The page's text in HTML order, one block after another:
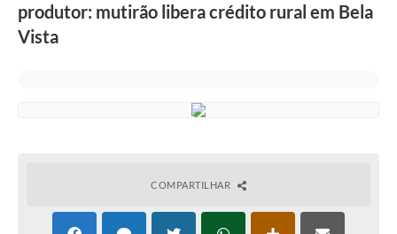
produtor: mutirão libera crédito rural em Bela
Vista
COMPARTILHAR